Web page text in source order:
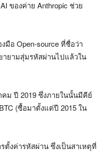
ของค่าย Anthropic ช่วย
มือ Open-source ที่ชื่อว่า
ายามสุ่มรหัสผ่านไปแล้วใน
คม ปี 2019 ซึ่งภายในนั้นมีคีย์
(ซื้อมาตั้งแต่ปี 2015 ใน
ตั้งค่ารหัสผ่าน ซึ่งเป็นสาเหตุที่